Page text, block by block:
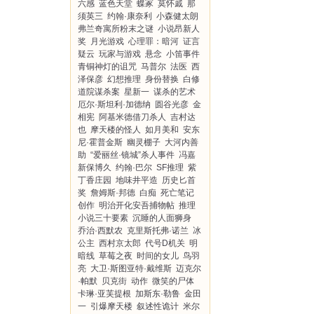
六感 蓝色天堂 蝶冢 莫怀戚 那
须英三 约翰·康奈利
小森健太朗
弗兰奇寓所粉末之谜 小说昂新人
奖
月光游戏 心理罪：暗河 证言
疑云 玩家与游戏 悬念 小笛事件
青铜神灯的诅咒 马普尔 法医 西
泽保彦 幻想推理 身份替换 白修
道院谋杀案 星新一 谋杀的艺术
厄尔·斯坦利·加德纳
圆谷光彦 金
相宪 阿基米德借刀杀人 吉村达
也 摩天楼的怪人 如月美和 安东
尼·霍普金斯 幽灵棚子 大河内善
助 “爱丽丝·镜城”杀人事件 冯嘉
新保博久 约翰·巴尔 SF推理 紫
丁香庄园 地味井平造 历史匕首
奖 詹姆斯·邦德 白痴 死亡笔记
创作 明治开化安吾捕物帖 推理
小说三十要素 沉睡的人面狮身
乔治·西默农 克里斯托弗·诺兰 冰
公主 西村京太郎 代号D机关 明
暗线 草莓之夜 时间的女儿 鸟羽
亮 大卫·斯图亚特·戴维斯 迈克尔
·帕默
贝克街 动作 微笑的尸体
卡琳·亚芙提根 加斯东·勒鲁 金田
一 引爆摩天楼 叙述性诡计 米尔